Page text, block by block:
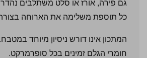
גם פירה, אורז או סלט משתלבים
כל תוספת משלימה את הארוחה בצורה
המתכון אינו דורש ניסיון מיוחד במטבח.
חומרי הגלם זמינים בכל סופרמרקט.